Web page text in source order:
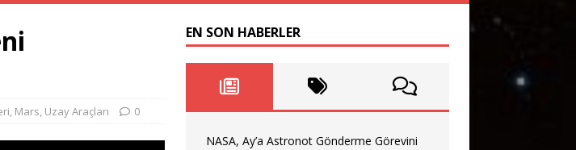
, Mars, Uzay Araçları 0
EN SON HABERLER
NASA, Ay’a Astronot Gönderme Görevini